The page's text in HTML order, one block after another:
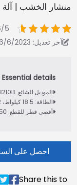
منشار الخشب | آلة
5
آخر تعديل: 16/6/2023
الموديل الشائع: SL-MJ329، SL-MJ3210B
الطاقة: 18.5 كيلواط، 22 كيلواط
أقصى قطر للقطع: 650مم، 900مم
احصل على